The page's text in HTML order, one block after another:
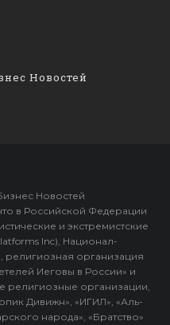
Новостей
Новостей
в Российской Федерации
и экстремистские
Inc), Национал-
религиозная организация
Иеговы в России» и
религиозные организации,
Дивижн», «ИГИЛ», «Аль-
народа», «Братство»